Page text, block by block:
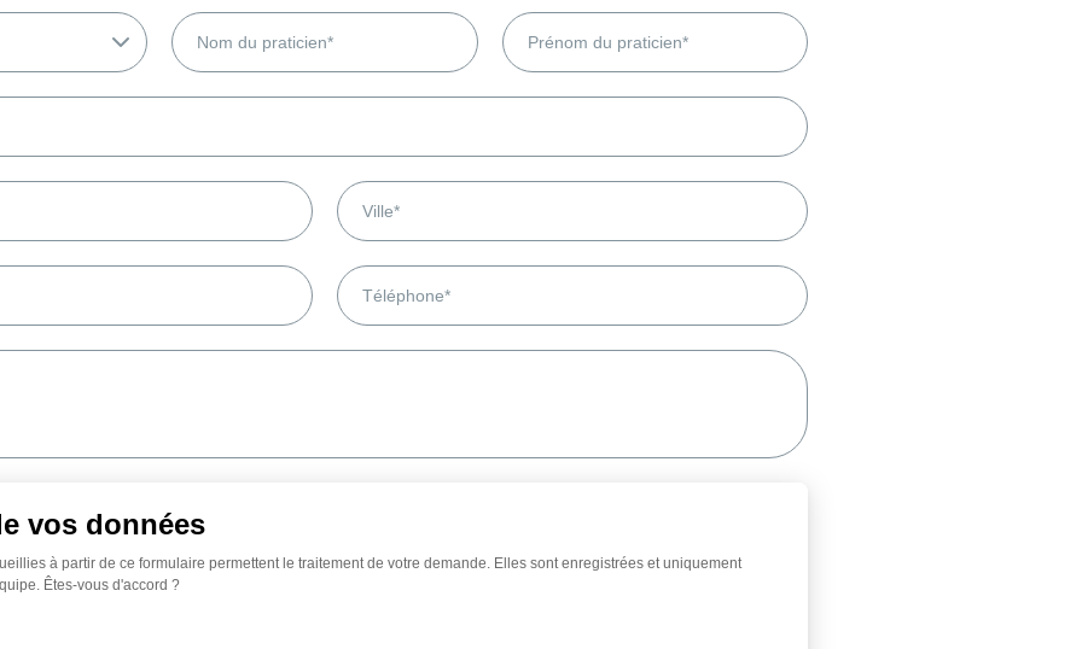
vos données
à partir de ce formulaire permettent le traitement de votre demande. Elles sont enregistrées et uniquement
Êtes-vous d'accord ?